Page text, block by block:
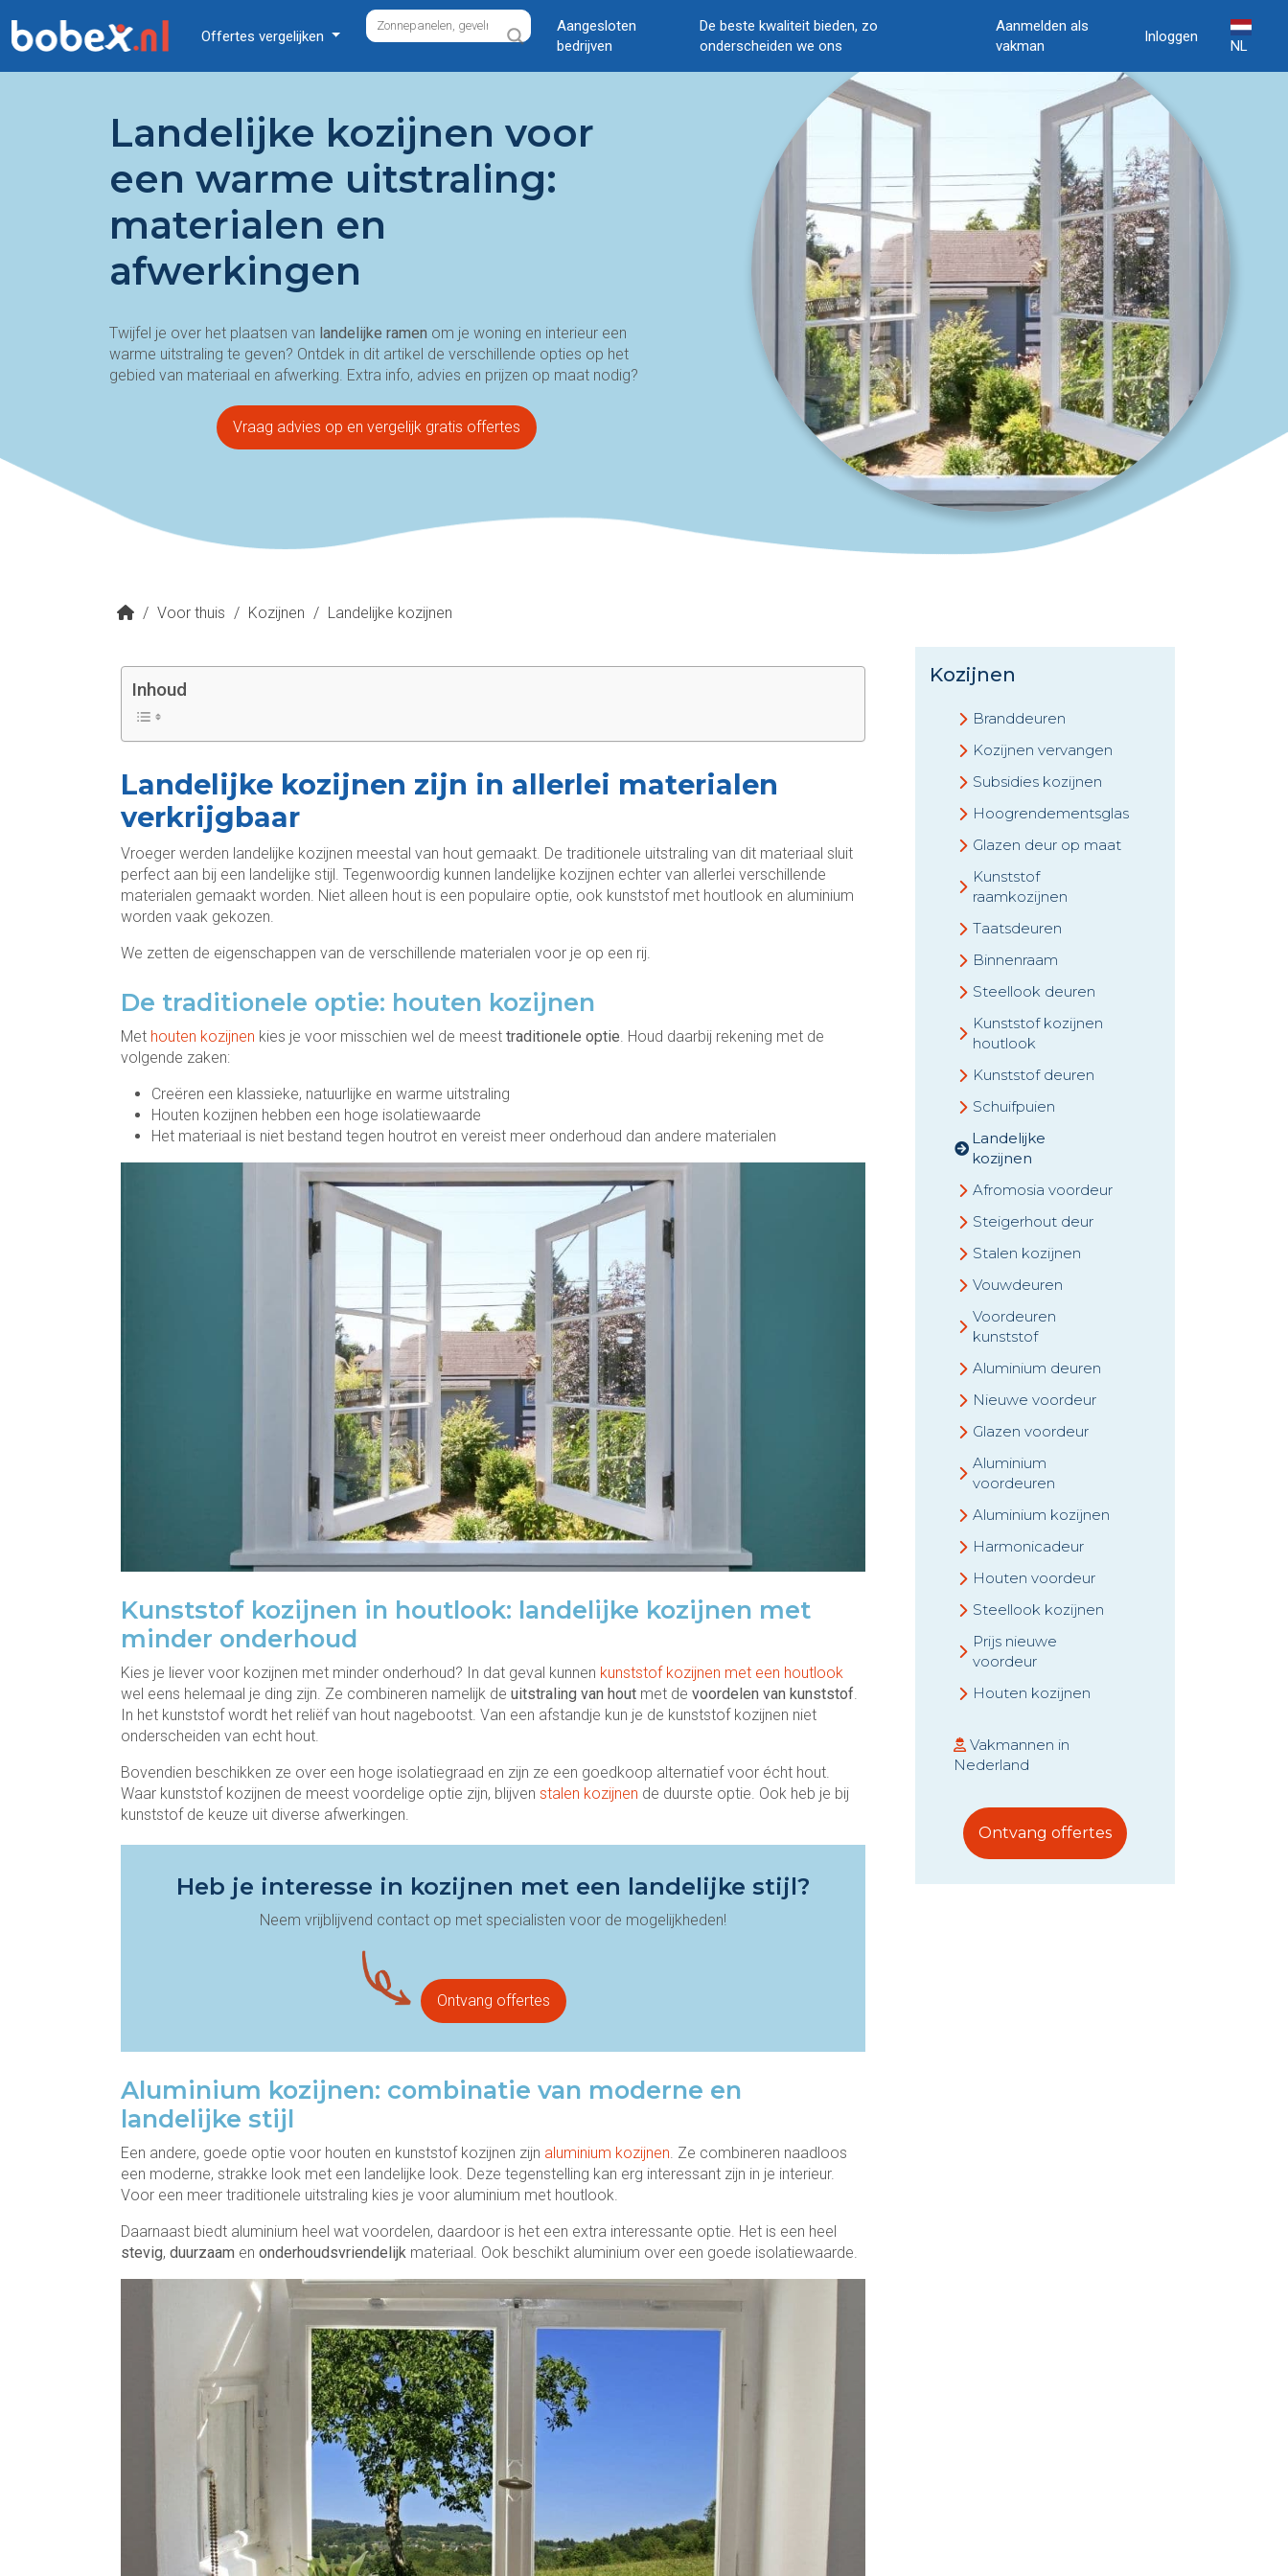
Offertes vergelijken
Aangesloten
bedrijven
De beste kwaliteit bieden, zo
onderscheiden we ons
Aanmelden als
vakman
Inloggen
NL
Landelijke kozijnen voor
een warme uitstraling:
materialen en
afwerkingen
Twijfel je over het plaatsen van landelijke ramen om je woning en interieur een
warme uitstraling te geven? Ontdek in dit artikel de verschillende opties op het
gebied van materiaal en afwerking. Extra info, advies en prijzen op maat nodig?
Vraag advies op en vergelijk gratis offertes
/ Voor thuis / Kozijnen / Landelijke kozijnen
Inhoud
Landelijke kozijnen zijn in allerlei materialen
verkrijgbaar
Vroeger werden landelijke kozijnen meestal van hout gemaakt. De traditionele uitstraling van dit materiaal sluit
perfect aan bij een landelijke stijl. Tegenwoordig kunnen landelijke kozijnen echter van allerlei verschillende
materialen gemaakt worden. Niet alleen hout is een populaire optie, ook kunststof met houtlook en aluminium
worden vaak gekozen.
We zetten de eigenschappen van de verschillende materialen voor je op een rij.
De traditionele optie: houten kozijnen
Met houten kozijnen kies je voor misschien wel de meest traditionele optie. Houd daarbij rekening met de
volgende zaken:
Creëren een klassieke, natuurlijke en warme uitstraling
Houten kozijnen hebben een hoge isolatiewaarde
Het materiaal is niet bestand tegen houtrot en vereist meer onderhoud dan andere materialen
Kunststof kozijnen in houtlook: landelijke kozijnen met
minder onderhoud
Kies je liever voor kozijnen met minder onderhoud? In dat geval kunnen kunststof kozijnen met een houtlook
wel eens helemaal je ding zijn. Ze combineren namelijk de uitstraling van hout met de voordelen van kunststof.
In het kunststof wordt het reliëf van hout nagebootst. Van een afstandje kun je de kunststof kozijnen niet
onderscheiden van echt hout.
Bovendien beschikken ze over een hoge isolatiegraad en zijn ze een goedkoop alternatief voor écht hout.
Waar kunststof kozijnen de meest voordelige optie zijn, blijven stalen kozijnen de duurste optie. Ook heb je bij
kunststof de keuze uit diverse afwerkingen.
Heb je interesse in kozijnen met een landelijke stijl?
Neem vrijblijvend contact op met specialisten voor de mogelijkheden!
Ontvang offertes
Aluminium kozijnen: combinatie van moderne en
landelijke stijl
Een andere, goede optie voor houten en kunststof kozijnen zijn aluminium kozijnen. Ze combineren naadloos
een moderne, strakke look met een landelijke look. Deze tegenstelling kan erg interessant zijn in je interieur.
Voor een meer traditionele uitstraling kies je voor aluminium met houtlook.
Daarnaast biedt aluminium heel wat voordelen, daardoor is het een extra interessante optie. Het is een heel
stevig, duurzaam en onderhoudsvriendelijk materiaal. Ook beschikt aluminium over een goede isolatiewaarde.
Kozijnen
Branddeuren
Kozijnen vervangen
Subsidies kozijnen
Hoogrendementsglas
Glazen deur op maat
Kunststof
raamkozijnen
Taatsdeuren
Binnenraam
Steellook deuren
Kunststof kozijnen
houtlook
Kunststof deuren
Schuifpuien
Landelijke
kozijnen
Afromosia voordeur
Steigerhout deur
Stalen kozijnen
Vouwdeuren
Voordeuren
kunststof
Aluminium deuren
Nieuwe voordeur
Glazen voordeur
Aluminium
voordeuren
Aluminium kozijnen
Harmonicadeur
Houten voordeur
Steellook kozijnen
Prijs nieuwe
voordeur
Houten kozijnen
Vakmannen in
Nederland
Ontvang offertes